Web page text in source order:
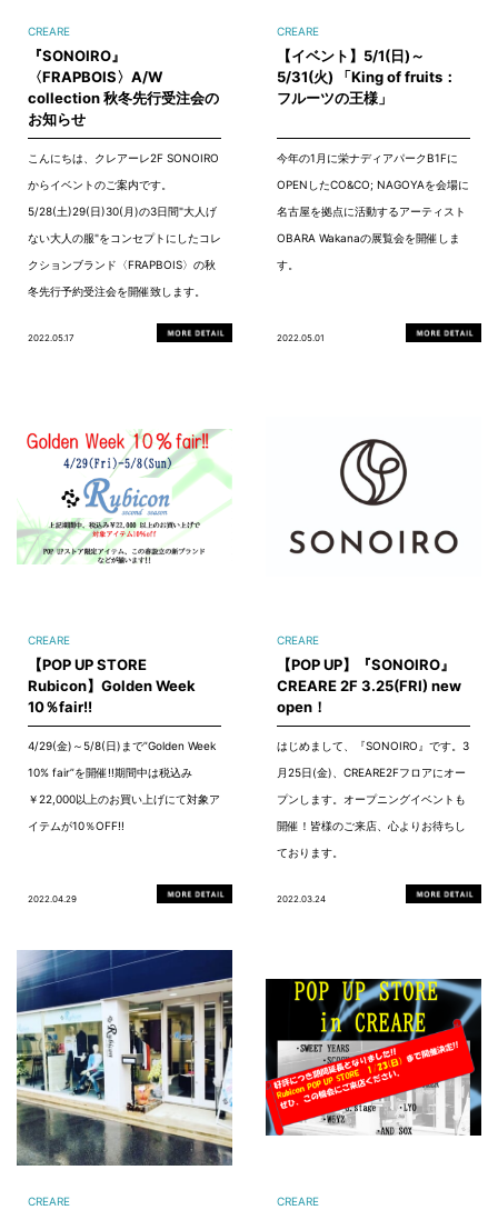
CREARE
『SONOIRO』
〈FRAPBOIS〉A/W
collection 秋冬先行受注会の
お知らせ
こんにちは、クレアーレ2F SONOIRO
からイベントのご案内です。
5/28(土)29(日)30(月)の3日間"大人げ
ない大人の服"をコンセプトにしたコレ
クションブランド〈FRAPBOIS〉の秋
冬先行予約受注会を開催致します。
2022.05.17
CREARE
【イベント】5/1(日)～
5/31(火) 「King of fruits：
フルーツの王様」
今年の1月に栄ナディアパークB1Fに
OPENしたCO&CO; NAGOYAを会場に
名古屋を拠点に活動するアーティスト
OBARA Wakanaの展覧会を開催しま
す。
2022.05.01
CREARE
【POP UP STORE
Rubicon】Golden Week
10％fair!!
4/29(金)～5/8(日)まで”Golden Week
10% fair”を開催!!期間中は税込み
￥22,000以上のお買い上げにて対象ア
イテムが10％OFF!!
2022.04.29
CREARE
【POP UP】『SONOIRO』
CREARE 2F 3.25(FRI) new
open！
はじめまして、『SONOIRO』です。3
月25日(金)、CREARE2Fフロアにオー
プンします。オープニングイベントも
開催！皆様のご来店、心よりお待ちし
ております。
2022.03.24
CREARE CREARE